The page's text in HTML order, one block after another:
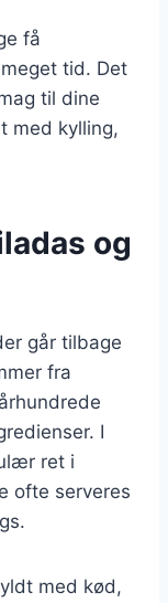
få
tid. Det
til dine
med kylling,
og
går tilbage
fra
I
ret i
ofte serveres
med kød,